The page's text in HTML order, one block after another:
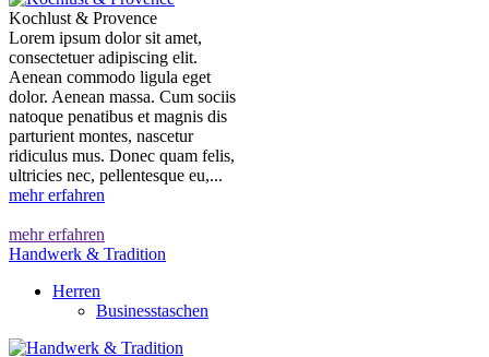
Kochlust & Provence
Lorem ipsum dolor sit amet,
consectetuer adipiscing elit.
Aenean commodo ligula eget
dolor. Aenean massa. Cum sociis
natoque penatibus et magnis dis
parturient montes, nascetur
ridiculus mus. Donec quam felis,
ultricies nec, pellentesque eu,...
mehr erfahren
mehr erfahren
Handwerk & Tradition
Herren
Businesstaschen